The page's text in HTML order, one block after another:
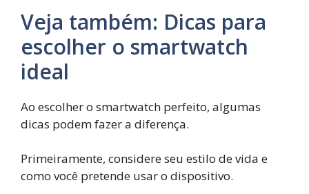
Veja também: Dicas para
escolher o smartwatch
ideal
Ao escolher o smartwatch perfeito, algumas
dicas podem fazer a diferença.
Primeiramente, considere seu estilo de vida e
como você pretende usar o dispositivo.